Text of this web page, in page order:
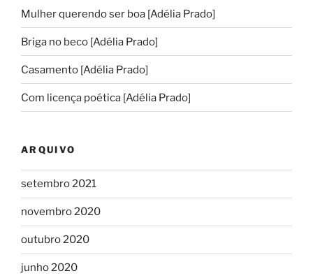
Mulher querendo ser boa [Adélia Prado]
Briga no beco [Adélia Prado]
Casamento [Adélia Prado]
Com licença poética [Adélia Prado]
ARQUIVO
setembro 2021
novembro 2020
outubro 2020
junho 2020